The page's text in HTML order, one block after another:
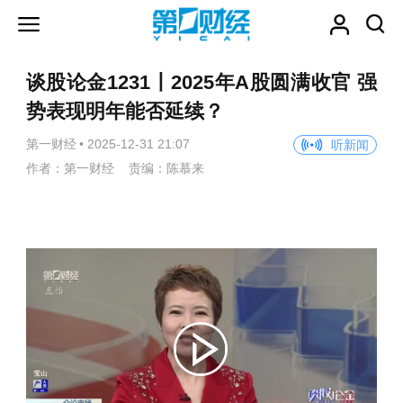
谈股论金1231丨2025年A股圆满收官 强
势表现明年能否延续？
第一财经 • 2025-12-31 21:07
听新闻
作者：第一财经 责编：陈慕来